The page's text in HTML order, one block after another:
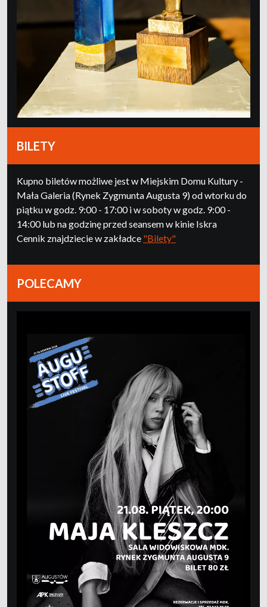
BILETY
Kupno biletów możliwe jest w Miejskim Domu Kultury -
Mała Galeria (Rynek Zygmunta Augusta 9) od wtorku do
piątku w godz. 9:00 - 17:00 i w soboty w godz. 9:00 -
14:00 lub na godzinę przed seansem w kinie Iskra
Cennik znajdziecie w zakładce "Bilety"
POLECAMY